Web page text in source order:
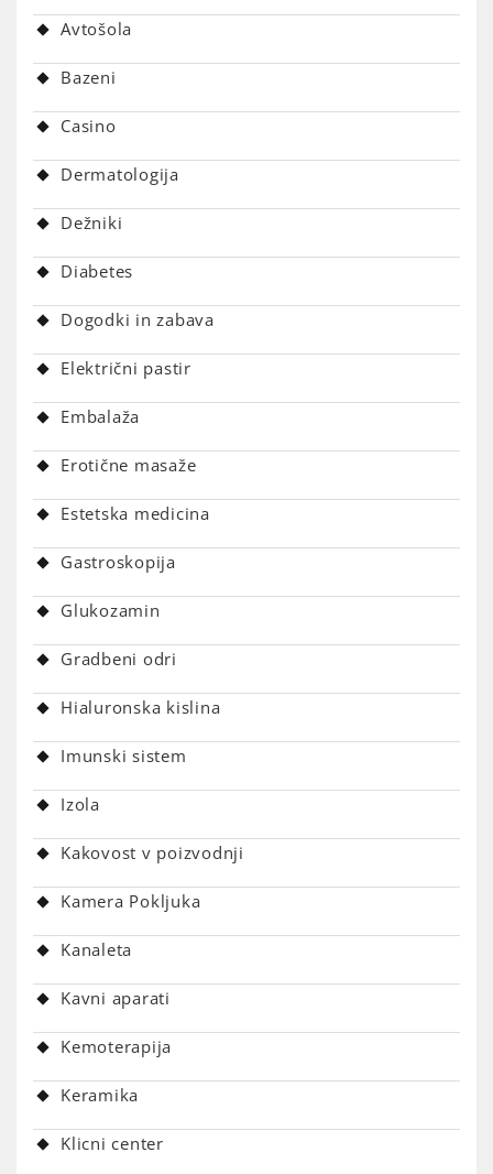
Avtošola
Bazeni
Casino
Dermatologija
Dežniki
Diabetes
Dogodki in zabava
Električni pastir
Embalaža
Erotične masaže
Estetska medicina
Gastroskopija
Glukozamin
Gradbeni odri
Hialuronska kislina
Imunski sistem
Izola
Kakovost v poizvodnji
Kamera Pokljuka
Kanaleta
Kavni aparati
Kemoterapija
Keramika
Klicni center